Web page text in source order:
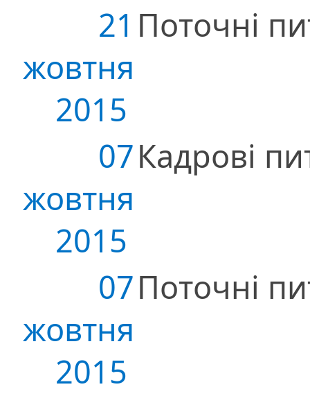
21
жовтня
2015
Поточні
07
жовтня
2015
Кадрові
07
жовтня
2015
Поточні